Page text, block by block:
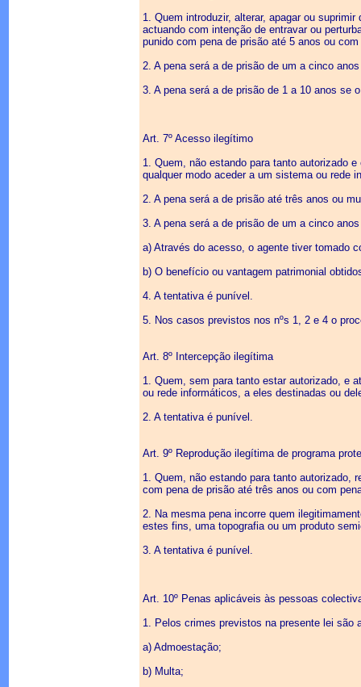
1. Quem introduzir, alterar, apagar ou
actuando com intenção de entravar ou
punido com pena de prisão até 5 anos ou
2. A pena será a de prisão de um a cinco
3. A pena será a de prisão de 1 a 10 anos se
Art. 7º Acesso ilegítimo
1. Quem, não estando para tanto autorizado
qualquer modo aceder a um sistema ou rede
2. A pena será a de prisão até três anos ou
3. A pena será a de prisão de um a cinco
a) Através do acesso, o agente tiver tomado
b) O benefício ou vantagem patrimonial
4. A tentativa é punível.
5. Nos casos previstos nos nºs 1, 2 e 4 o
Art. 8º Intercepção ilegítima
1. Quem, sem para tanto estar autorizado, e
ou rede informáticos, a eles destinadas ou
2. A tentativa é punível.
Art. 9º Reprodução ilegítima de programa
1. Quem, não estando para tanto autorizado,
com pena de prisão até três anos ou com
2. Na mesma pena incorre quem
estes fins, uma topografia ou um produto
3. A tentativa é punível.
Art. 10º Penas aplicáveis às pessoas
1. Pelos crimes previstos na presente lei são
a) Admoestação;
b) Multa;